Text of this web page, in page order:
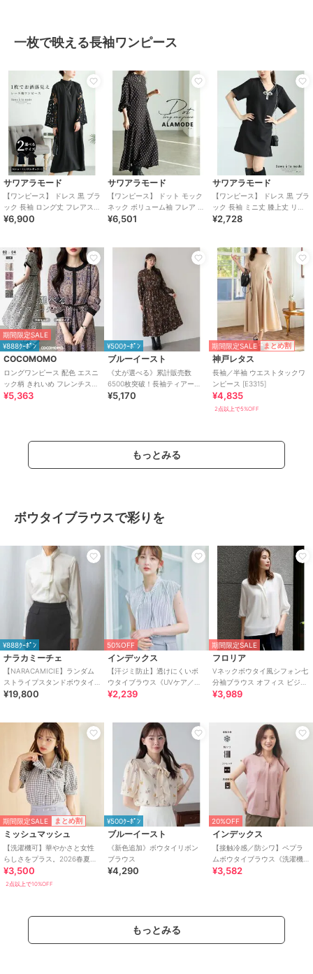
一枚で映える長袖ワンピース
サワアラモード
【ワンピース】 ドレス 黒 ブラ
ック 長袖 ロング丈 フレアスリ
ーブ レース S 低身長 冬服 上
¥6,900
サワアラモード
【ワンピース】 ドット モック
ネック ボリューム袖 フレア 長
袖 ロング バックファスナー ブ
¥6,501
サワアラモード
【ワンピース】 ドレス 黒 ブラ
ック 長袖 ミニ丈 膝上丈 リボ
ン ビジュー ポケット ショート
¥2,728
期間限定SALE
¥888ｸｰﾎﾟﾝ
COCOMOMO
ロングワンピース 配色 エスニ
ック柄 きれいめ フレンチスリ
ーブ 半袖 長袖 前開き フレア
¥5,363
¥500ｸｰﾎﾟﾝ
ブルーイースト
《丈が選べる》累計販売数
6500枚突破！長袖ティアード
ワンピース
¥5,170
期間限定SALE まとめ割
神戸レタス
長袖／半袖 ウエストタックワ
ンピース [E3315]
¥4,835
2点以上で5%OFF
もっとみる
ボウタイブラウスで彩りを
¥888ｸｰﾎﾟﾝ
ナラカミーチェ
【NARACAMICIE】ランダム
ストライプスタンドボウタイ
ブラウス
¥19,800
50%OFF
インデックス
【汗ジミ防止】透けにくいボ
ウタイブラウス《UVケア／吸
水速乾／洗濯機OK》
¥2,239
期間限定SALE
フロリア
Vネックボウタイ風シフォン七
分袖ブラウス オフィス ビジネ
ス フォーマル セレモニー【洗
¥3,989
期間限定SALE まとめ割
ミッシュマッシュ
【洗濯機可】華やかさと女性
らしさをプラス。2026春夏新
作 パフ袖アソートボウタイブ
ラウス
¥3,500
2点以上で10%OFF
¥500ｸｰﾎﾟﾝ
ブルーイースト
《新色追加》ボウタイリボン
ブラウス
¥4,290
20%OFF
インデックス
【接触冷感／防シワ】ペプラ
ムボウタイブラウス《洗濯機
OK／ストレッチ》
¥3,582
もっとみる